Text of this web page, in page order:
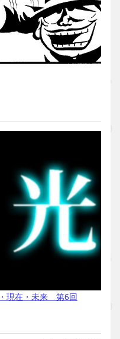
現在・未来 第6回